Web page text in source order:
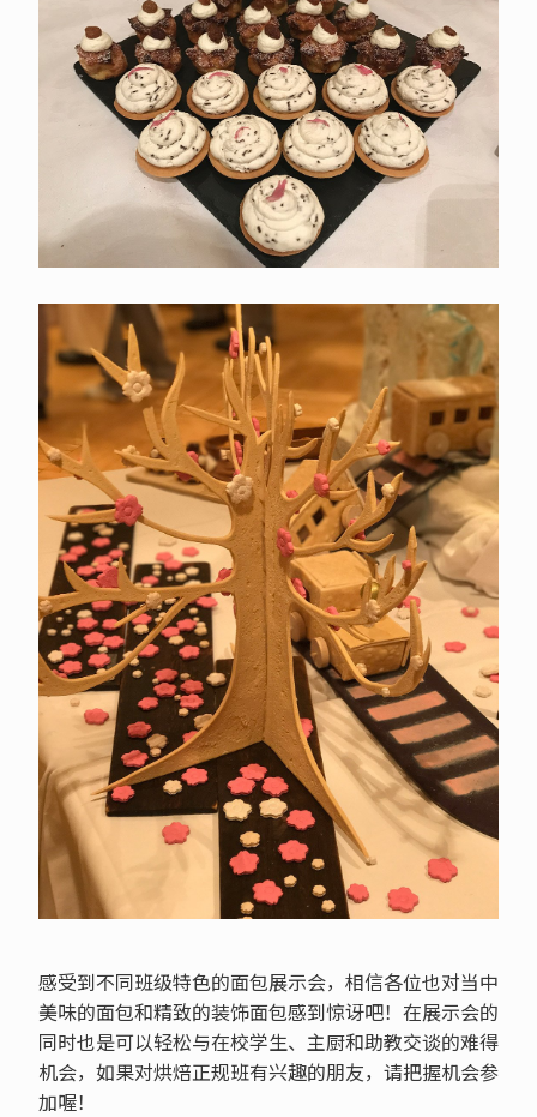
感受到不同班级特色的面包展示会，相信各位也对当中
美味的面包和精致的装饰面包感到惊讶吧！在展示会的
同时也是可以轻松与在校学生、主厨和助教交谈的难得
机会，如果对烘焙正规班有兴趣的朋友，请把握机会参
加喔！